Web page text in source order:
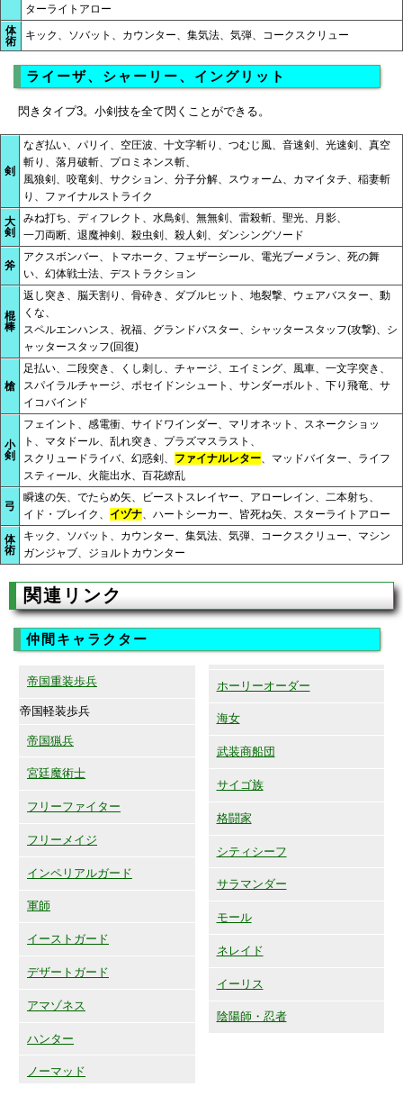
ターライトアロー
体
術
キック、ソバット、カウンター、集気法、気弾、コークスクリュー
ライーザ、シャーリー、イングリット
閃きタイプ3。小剣技を全て閃くことができる。
剣
なぎ払い、パリイ、空圧波、十文字斬り、つむじ風、音速剣、光速剣、真空
斬り、落月破斬、プロミネンス斬、
風狼剣、咬竜剣、サクション、分子分解、スウォーム、カマイタチ、稲妻斬
り、ファイナルストライク
大
剣
みね打ち、ディフレクト、水鳥剣、無無剣、雷殺斬、聖光、月影、
一刀両断、退魔神剣、殺虫剣、殺人剣、ダンシングソード
斧
アクスボンバー、トマホーク、フェザーシール、電光ブーメラン、死の舞
い、幻体戦士法、デストラクション
棍
棒
返し突き、脳天割り、骨砕き、ダブルヒット、地裂撃、ウェアバスター、動
くな、
スペルエンハンス、祝福、グランドバスター、シャッタースタッフ(攻撃)、シ
ャッタースタッフ(回復)
槍
足払い、二段突き、くし刺し、チャージ、エイミング、風車、一文字突き、
スパイラルチャージ、ポセイドンシュート、サンダーボルト、下り飛竜、サ
イコバインド
小
剣
フェイント、感電衝、サイドワインダー、マリオネット、スネークショッ
ト、マタドール、乱れ突き、プラズマスラスト、
スクリュードライバ、幻惑剣、 ファイナルレター 、マッドバイター、ライフ
スティール、火龍出水、百花繚乱
弓
瞬速の矢、でたらめ矢、ビーストスレイヤー、アローレイン、二本射ち、
イド・ブレイク、 イヅナ 、ハートシーカー、皆死ね矢、スターライトアロー
体
術
キック、ソバット、カウンター、集気法、気弾、コークスクリュー、マシン
ガンジャブ、ジョルトカウンター
関連リンク
仲間キャラクター
帝国重装歩兵
帝国軽装歩兵
帝国猟兵
宮廷魔術士
フリーファイター
フリーメイジ
インペリアルガード
軍師
イーストガード
デザートガード
アマゾネス
ハンター
ノーマッド
ホーリーオーダー
海女
武装商船団
サイゴ族
格闘家
シティシーフ
サラマンダー
モール
ネレイド
イーリス
陰陽師・忍者